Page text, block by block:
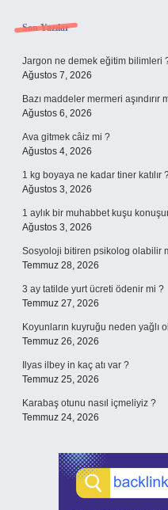
Sidebar
Son Yazılar
Jargon ne demek eğitim bilimleri
Ağustos 7, 2026
Bazı maddeler mermeri aşındırır
Ağustos 6, 2026
Ava gitmek câiz mi ?
Ağustos 4, 2026
1 kg boyaya ne kadar tiner katılır
Ağustos 3, 2026
1 aylık bir muhabbet kuşu
Ağustos 3, 2026
Sosyoloji bitiren psikolog olabilir
Temmuz 28, 2026
3 ay tatilde yurt ücreti ödenir mi ?
Temmuz 27, 2026
Koyunların kuyruğu neden yağlı
Temmuz 26, 2026
Ilyas ilbey in kaç atı var ?
Temmuz 25, 2026
Karabaş otunu nasıl içmeliyiz ?
Temmuz 24, 2026